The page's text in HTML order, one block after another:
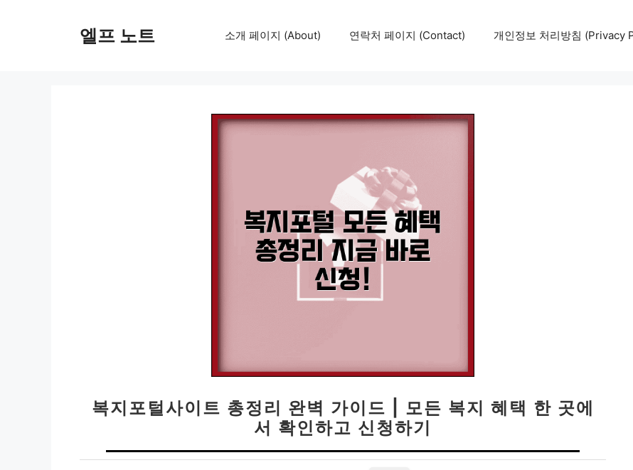
엘프 노트 소개 페이지 (About) 연락처 페이지 (Contact) 개인정보 처리방침 (Privacy
복지포털사이트 총정리 완벽 가이드 | 모든 복지 혜택 한 곳에
서 확인하고 신청하기